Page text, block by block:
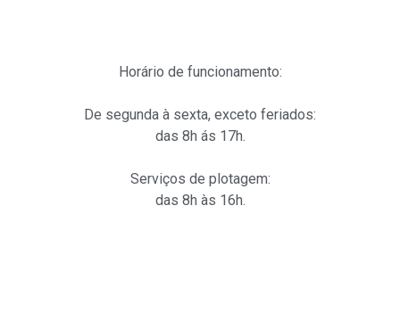
Horário de funcionamento:
De segunda à sexta, exceto feriados:
das 8h ás 17h.
Serviços de plotagem:
das 8h às 16h.